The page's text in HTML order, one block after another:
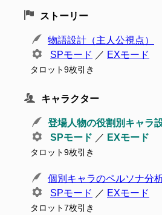
ストーリー
物語設計（主人公視点）
SPモード ／ EXモード
タロット9枚引き
キャラクター
登場人物の役割別キャラ
SPモード ／ EXモード
タロット9枚引き
個別キャラのペルソナ分
SPモード ／ EXモード
タロット7枚引き